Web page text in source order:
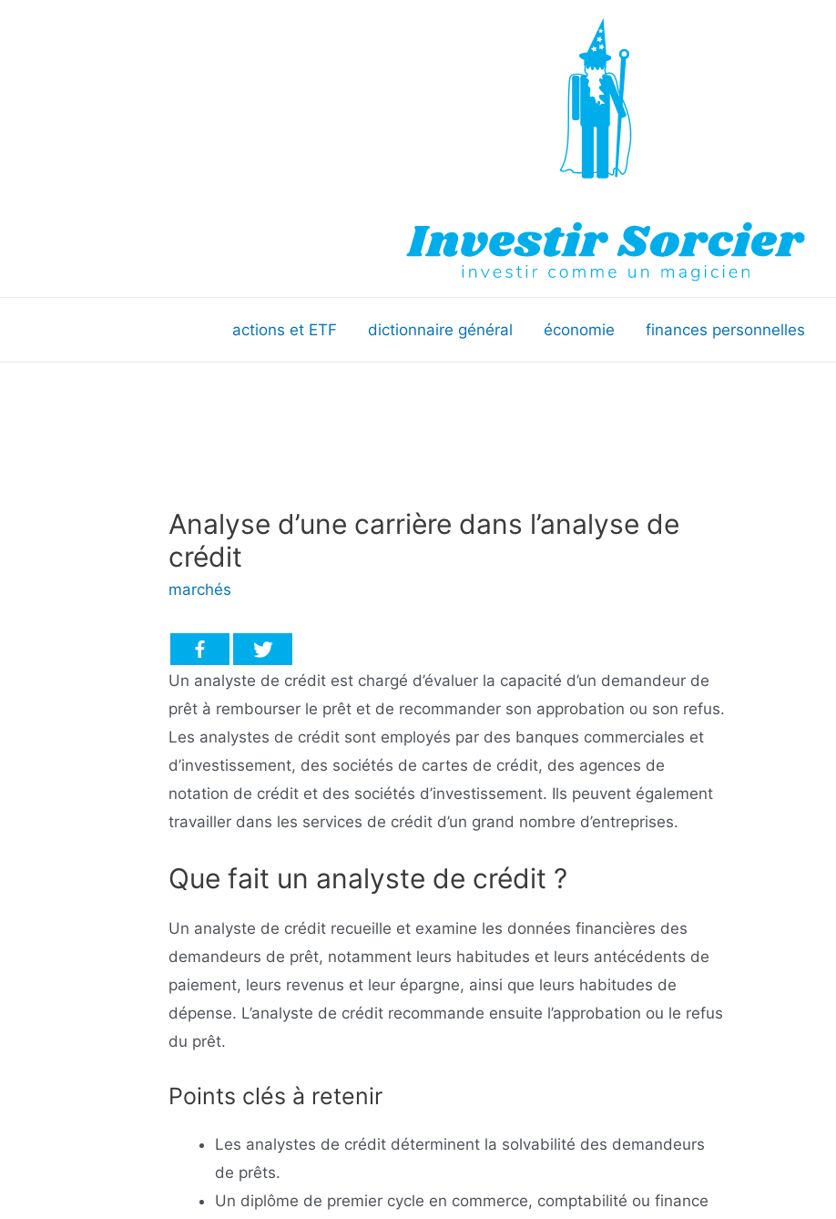
actions et ETF dictionnaire général économie finances personnelles
Analyse d’une carrière dans l’analyse de
crédit
marchés
Un analyste de crédit est chargé d’évaluer la capacité d’un demandeur de
prêt à rembourser le prêt et de recommander son approbation ou son refus.
Les analystes de crédit sont employés par des banques commerciales et
d’investissement, des sociétés de cartes de crédit, des agences de
notation de crédit et des sociétés d’investissement. Ils peuvent également
travailler dans les services de crédit d’un grand nombre d’entreprises.
Que fait un analyste de crédit ?
Un analyste de crédit recueille et examine les données financières des
demandeurs de prêt, notamment leurs habitudes et leurs antécédents de
paiement, leurs revenus et leur épargne, ainsi que leurs habitudes de
dépense. L’analyste de crédit recommande ensuite l’approbation ou le refus
du prêt.
Points clés à retenir
Les analystes de crédit déterminent la solvabilité des demandeurs
de prêts.
Un diplôme de premier cycle en commerce, comptabilité ou finance